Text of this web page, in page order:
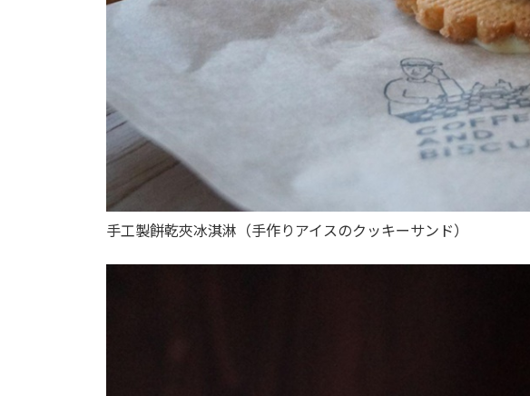
手工製餅乾夾冰淇淋（手作りアイスのクッキーサンド）